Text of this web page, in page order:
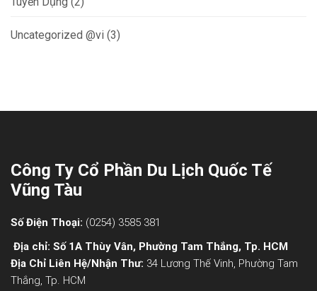
Uncategorized @vi (3)
Công Ty Cổ Phần Du Lịch Quốc Tế
Vũng Tàu
Số Điện Thoại: (0254) 3585 381
Địa chỉ: Số 1A Thùy Vân, Phường Tam Thắng, Tp. HCM
Địa Chỉ Liên Hệ/nhận Thư: 34 Lương Thế Vinh, Phường Tam
Thắng, Tp. HCM